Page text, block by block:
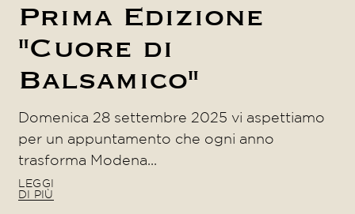
Prima Edizione
"Cuore di
Balsamico"
Domenica 28 settembre 2025 vi aspettiamo
per un appuntamento che ogni anno
trasforma Modena...
LEGGI
DI PIÙ